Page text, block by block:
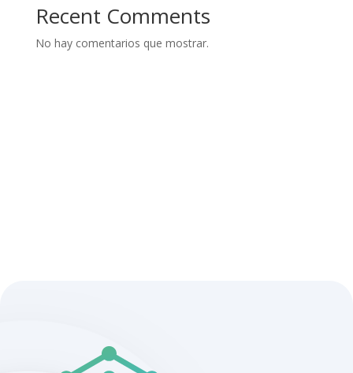
Recent Comments
No hay comentarios que mostrar.